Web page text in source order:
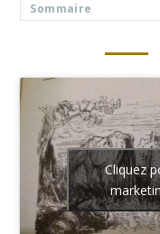
Sommaire
Cliquez